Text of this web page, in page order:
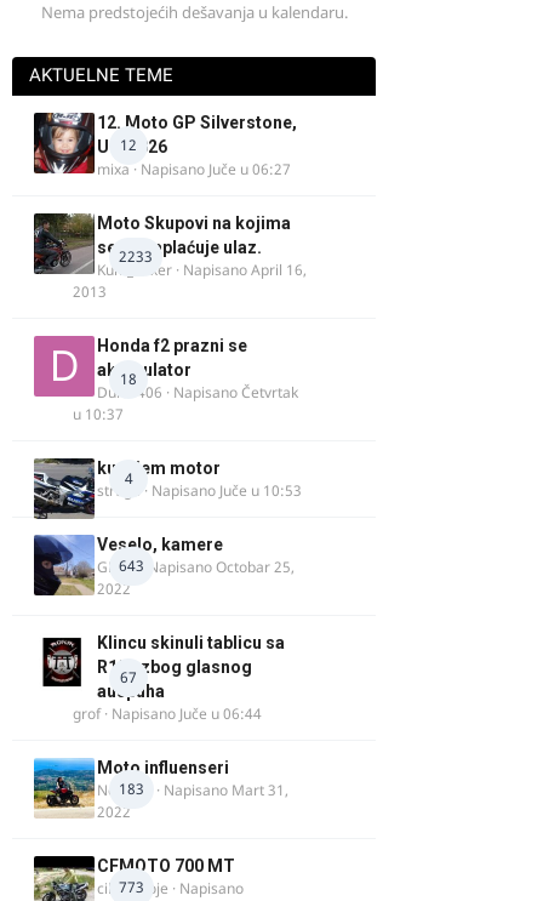
Nema predstojećih dešavanja u kalendaru.
AKTUELNE TEME
12
12. Moto GP Silverstone,
UK, 2026
mixa · Napisano Juče u 06:27
2233
Moto Skupovi na kojima
se ne naplaćuje ulaz.
Kum_Mixer · NapisanoApril 16,
2013
18
Honda f2 prazni se
akomulator
Dule1406 · NapisanoČetvrtak
u 10:37
4
kupujem motor
strugo · Napisano Juče u 10:53
643
Veselo, kamere
GR 46· NapisanoOctobar 25,
2022
67
Klincu skinuli tablicu sa
R125 zbog glasnog
auspuha
grof· Napisano Juče u 06:44
183
Moto influenseri
Nolanka · Napisano Mart 31,
2022
773
CFMOTO 700 MT
cika miloje · Napisano